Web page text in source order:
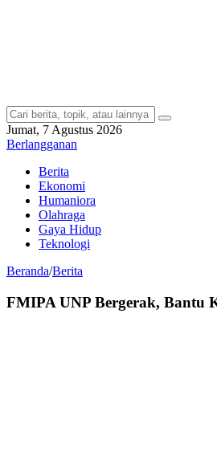
Jumat, 7 Agustus 2026
Berlangganan
Berita
Ekonomi
Humaniora
Olahraga
Gaya Hidup
Teknologi
Beranda/Berita
FMIPA UNP Bergerak, Bantu